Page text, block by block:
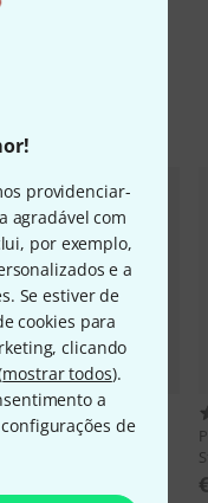
providenciar-
agradável com
por exemplo,
e a
Se estiver de
cookies para
clicando
mostrar todos).
a
de
OU583 Arabic Oud Set